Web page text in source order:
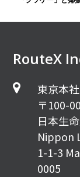
RouteX
東京本社
〒100-
日本生
Nippon
1-1-3
0005